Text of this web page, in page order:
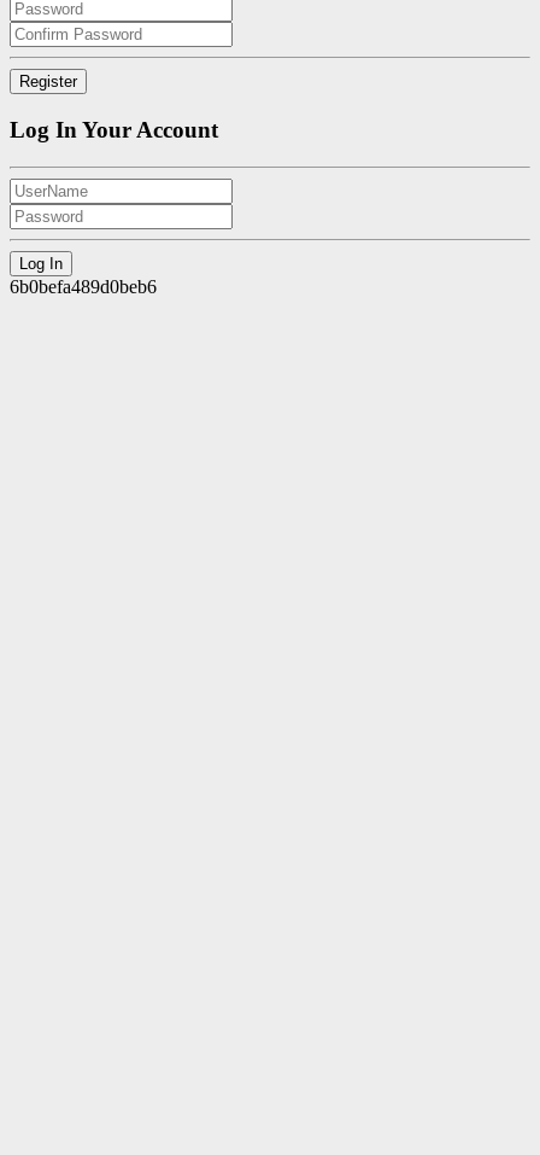
Log In Your Account
6b0befa489d0beb6